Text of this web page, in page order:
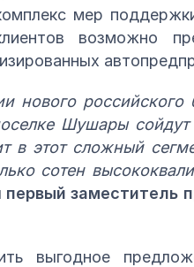
мер
возможно
нового
Шушары сойдут
этот сложный
сотен
первый заместитель
выгодное